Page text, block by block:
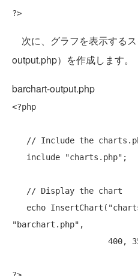
次に、グラフを表示する
output.php）を作成します。
barchart-output.php
<?php
// Include the
include
"charts.php" ;
// Display the chart
echo InsertChart(
"barchart.php" ,